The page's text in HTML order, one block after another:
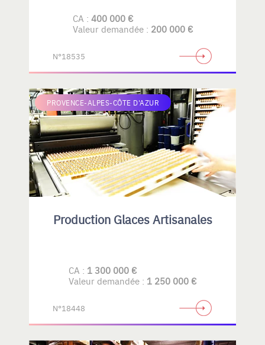
CA : 400 000 €
Valeur demandée : 200 000 €
N°18535
PROVENCE-ALPES-CÔTE D'AZUR
Production Glaces Artisanales
CA : 1 300 000 €
Valeur demandée : 1 250 000 €
N°18448